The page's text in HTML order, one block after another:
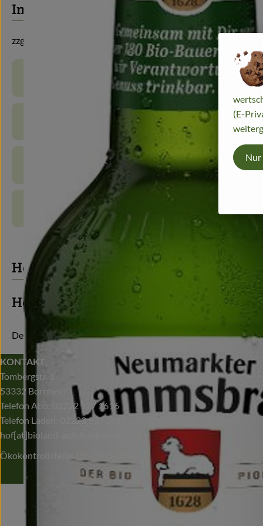
Info
zzgl. 0,08 € Pfand
Produktinformationen
Produktdatenblatt
Herkunft
Hersteller: NEU
Deutschland
KONTAKT
Tombergstr. 1
53332 Bornheim
Telefon Abo: 02222 927 1616
Telefon Laden: 02222 927 1618
hof[at]bioland-apfelbacher.de
Ökokontrollstelle: DE-ÖKO-006
(E-
Nur